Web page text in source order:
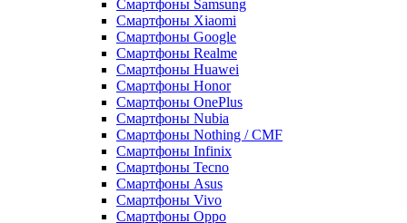
Смартфоны Samsung
Смартфоны Xiaomi
Смартфоны Google
Смартфоны Realme
Смартфоны Huawei
Смартфоны Honor
Смартфоны OnePlus
Смартфоны Nubia
Смартфоны Nothing / CMF
Смартфоны Infinix
Смартфоны Tecno
Смартфоны Asus
Смартфоны Vivo
Смартфоны Oppo